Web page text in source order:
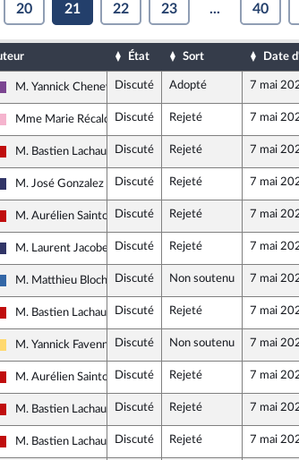
20 21 22 23 ... 40
État Sort Date
1
Ensemble pour la République
M. Yannick ChenevardDiscuté Adopté 7 mai
Socialistes et apparentés
Mme Marie RécaldeDiscuté Rejeté 7 mai
La France insoumise - Nouveau Front Populaire
M. Bastien Lachaud Discuté Rejeté 7 mai
Rassemblement National
M. José Gonzalez Discuté Rejeté 7 mai
La France insoumise - Nouveau Front Populaire
M. Aurélien SaintoulDiscuté Rejeté 7 mai
Rassemblement National
M. Laurent JacobelliDiscuté Rejeté 7 mai
Union des droites pour la République
M. Matthieu Bloch Discuté Non soutenu 7 mai
La France insoumise - Nouveau Front Populaire
M. Bastien Lachaud Discuté Rejeté 7 mai
Libertés, Indépendants, Outre-mer et Territoires
M. Yannick Favennec-Bécot
Discuté Non soutenu 7 mai
La France insoumise - Nouveau Front Populaire
M. Aurélien SaintoulDiscuté Rejeté 7 mai
La France insoumise - Nouveau Front Populaire
M. Bastien Lachaud Discuté Rejeté 7 mai
La France insoumise - Nouveau Front Populaire
M. Bastien Lachaud Discuté Rejeté 7 mai